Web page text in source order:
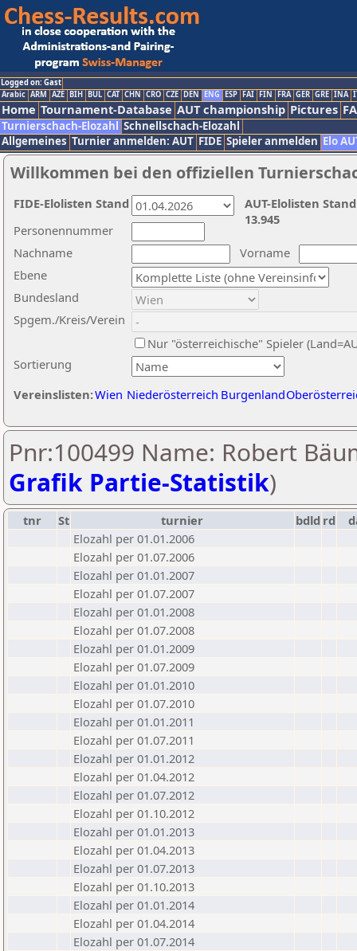
Logged on: Gast
Arabic ARM AZE BIH BUL CAT CHN CRO CZE DEN ENG ESP FAI FIN FRA GER GRE INA
Home Tournament-Database AUT championship Pictures
Turnierschach-Elozahl Schnellschach-Elozahl
Allgemeines Turnier anmelden: AUT FIDE Spieler anmelden Elo
Willkommen bei den offiziellen
Nachname
Vorname
Ebene
Sortierung
Personennummer
Bundesland
Spgem./Kreis/Verein
Nur "österreichische" Spieler
Vereinslisten:Wien Niederösterreich Burgenland
AUT-Elolisten
13.945
FIDE-Elolisten Stand
Pnr:100499 Name: Robert
Grafik Partie-Statistik)
tnr St turnier bdld rd
Elozahl per 01.01.2006
Elozahl per 01.07.2006
Elozahl per 01.01.2007
Elozahl per 01.07.2007
Elozahl per 01.01.2008
Elozahl per 01.07.2008
Elozahl per 01.01.2009
Elozahl per 01.07.2009
Elozahl per 01.01.2010
Elozahl per 01.07.2010
Elozahl per 01.01.2011
Elozahl per 01.07.2011
Elozahl per 01.01.2012
Elozahl per 01.04.2012
Elozahl per 01.07.2012
Elozahl per 01.10.2012
Elozahl per 01.01.2013
Elozahl per 01.04.2013
Elozahl per 01.07.2013
Elozahl per 01.10.2013
Elozahl per 01.01.2014
Elozahl per 01.04.2014
Elozahl per 01.07.2014